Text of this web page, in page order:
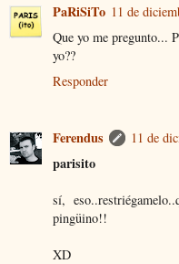
PaRiSiTo 11 de
Que yo me pregunto...
yo??
Responder
Ferendus 11 de
parisito
sí,
pingüino!!
XD